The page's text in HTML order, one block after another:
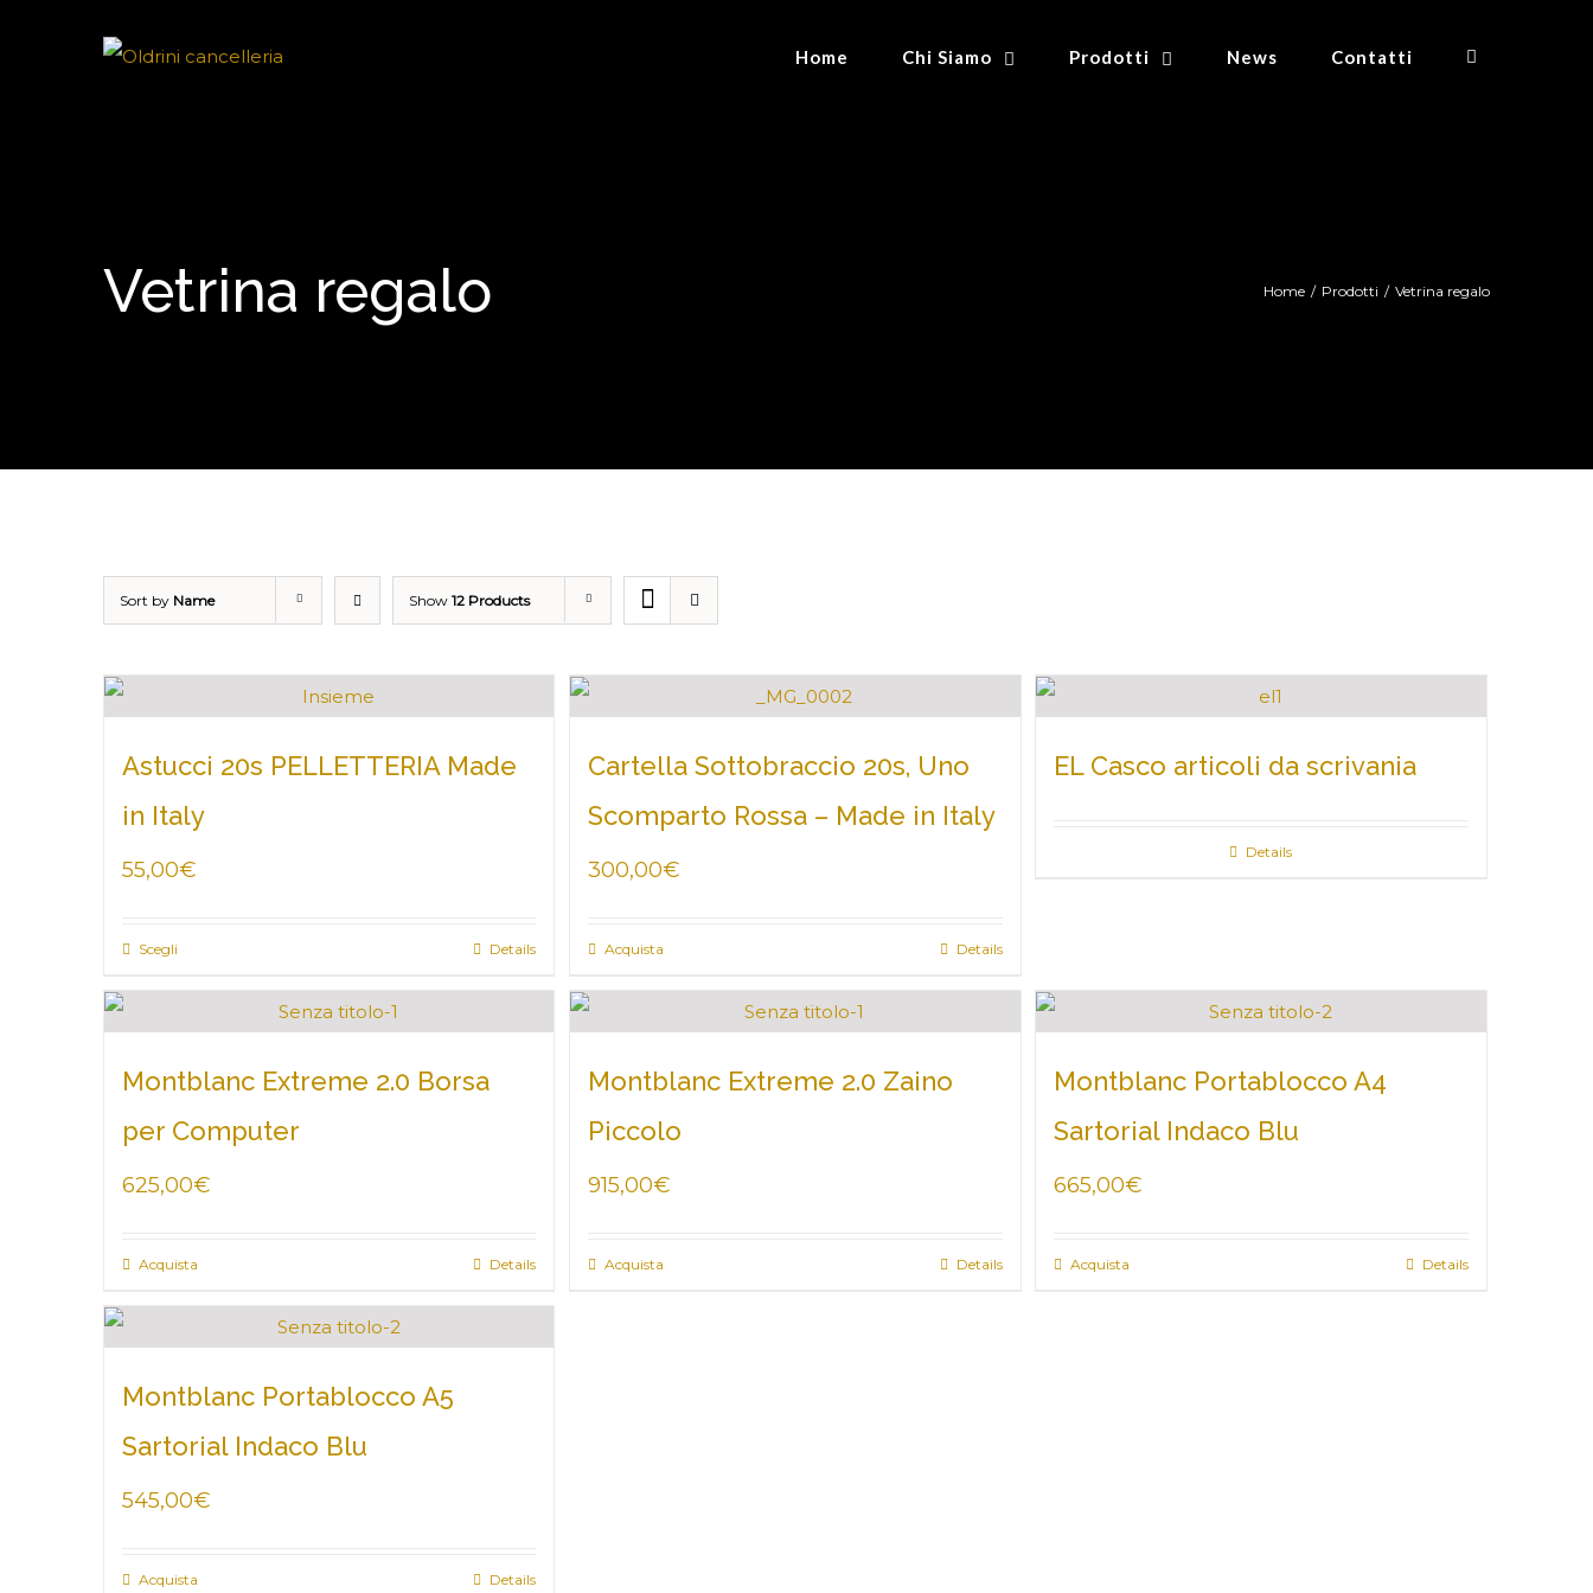
Home Chi Siamo Prodotti News Contatti
Vetrina regalo Home / Prodotti / Vetrina regalo
Sort by Name Show 12 Products
Astucci 20s PELLETTERIA Made
in Italy
55,00€
Scegli Details
Cartella Sottobraccio 20s, Uno
Scomparto Rossa – Made in Italy
300,00€
Acquista Details
EL Casco articoli da scrivania
Details
Montblanc Extreme 2.0 Borsa
per Computer
625,00€
Acquista Details
Montblanc Extreme 2.0 Zaino
Piccolo
915,00€
Acquista Details
Montblanc Portablocco A4
Sartorial Indaco Blu
665,00€
Acquista Details
Montblanc Portablocco A5
Sartorial Indaco Blu
545,00€
Acquista Details